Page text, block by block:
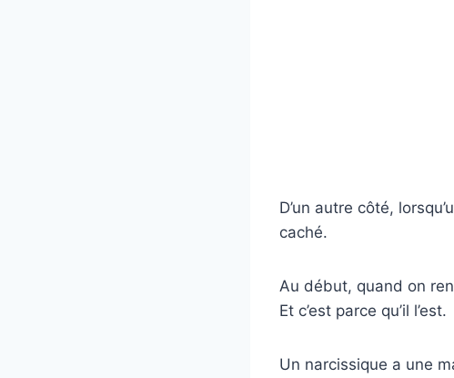
D’un autre côté,
caché.
Au début, quand on
Et c’est parce qu’il l’est.
Un narcissique a une